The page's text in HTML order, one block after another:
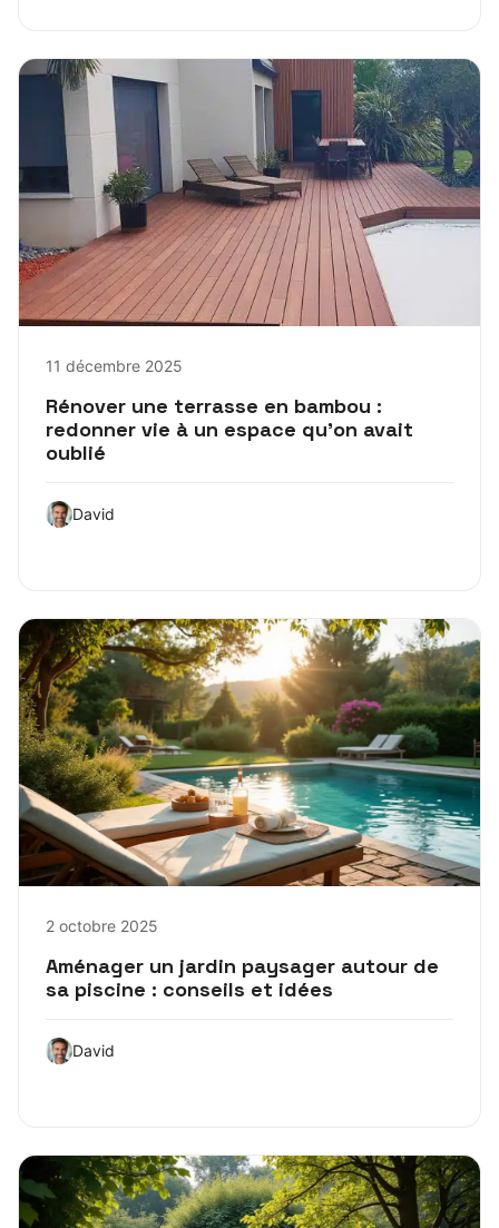
11 décembre 2025
Rénover une terrasse en bambou :
redonner vie à un espace qu’on avait
oublié
David
2 octobre 2025
Aménager un jardin paysager autour de
sa piscine : conseils et idées
David